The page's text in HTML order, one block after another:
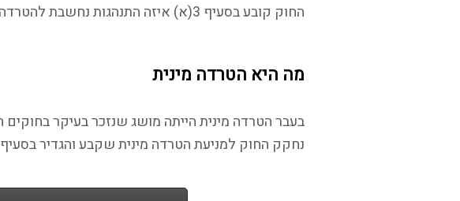
החוק קובע בסעיף 3(א) איזה התנהגות נחשבת להטרדה מינית:
מה היא הטרדה מינית
נחקק החוק למניעת הטרדה מינית שקבע והגדיר בסעיף 3(א) בצורה מפורטת מה היא הטרדה מינית.